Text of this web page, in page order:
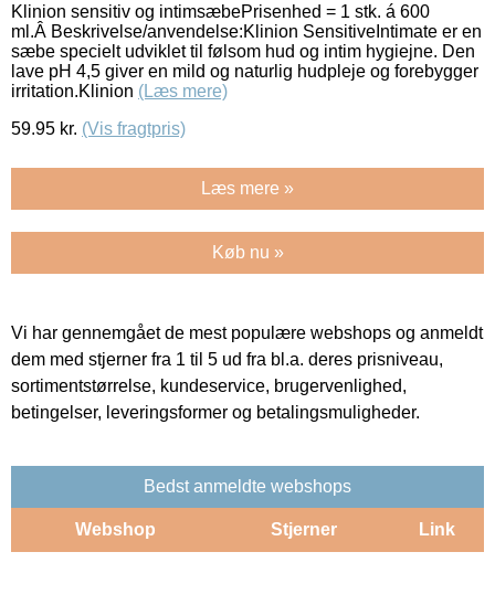
Klinion sensitiv og intimsæbePrisenhed = 1 stk. á 600
ml.Â Beskrivelse/anvendelse:Klinion SensitiveIntimate er en
sæbe specielt udviklet til følsom hud og intim hygiejne. Den
lave pH 4,5 giver en mild og naturlig hudpleje og forebygger
irritation.Klinion (Læs mere)
59.95 kr. (Vis fragtpris)
Læs mere »
Køb nu »
Vi har gennemgået de mest populære webshops og anmeldt
dem med stjerner fra 1 til 5 ud fra bl.a. deres prisniveau,
sortimentstørrelse, kundeservice, brugervenlighed,
betingelser, leveringsformer og betalingsmuligheder.
Bedst anmeldte webshops
Webshop Stjerner Link